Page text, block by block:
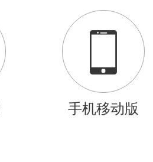
手机移动版